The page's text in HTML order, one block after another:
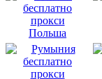
Польша